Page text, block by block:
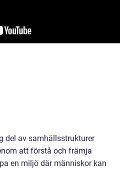
del av samhällsstrukturer
att förstå och främja
en miljö där människor kan